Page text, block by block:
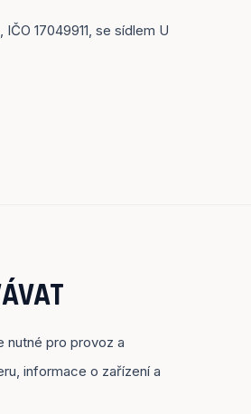
, IČO 17049911, se sídlem U
nutné pro provoz a
informace o zařízení a